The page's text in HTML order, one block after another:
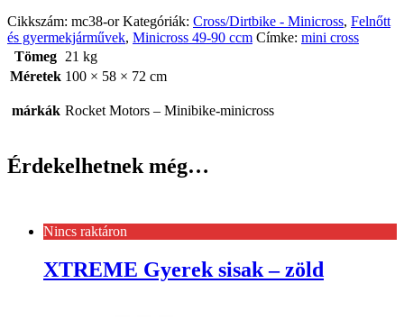
Cikkszám: mc38-or Kategóriák: Cross/Dirtbike - Minicross, Felnőtt
és gyermekjárművek, Minicross 49-90 ccm Címke: mini cross
Tömeg 21 kg
Méretek 100 × 58 × 72 cm
márkák Rocket Motors – Minibike-minicross
Érdekelhetnek még…
Nincs raktáron
XTREME Gyerek sisak – zöld